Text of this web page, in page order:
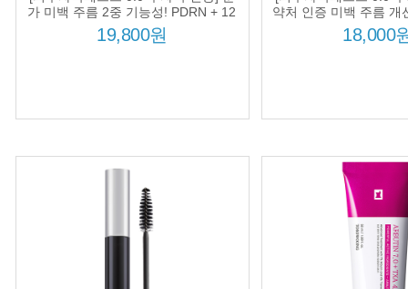
5000ppm
가 미백 주름 2중 기능성! PDRN + 12
펩타이드 컴플렉스 처방!
19,800원
추출물 피부 장벽
습 진정
약처 인증 미백 주름 개
18,000